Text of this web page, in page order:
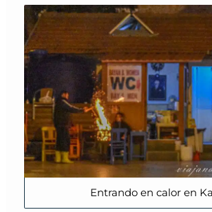
Entrando en calor en